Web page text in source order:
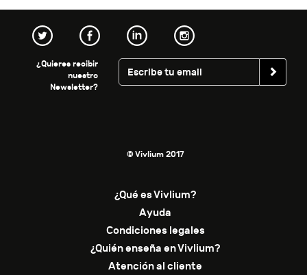
¿Quieres recibir
nuestro
Newsletter?
© Vivlium 2017
¿Qué es Vivlium?
Ayuda
Condiciones legales
¿Quién enseña en Vivlium?
Atención al cliente